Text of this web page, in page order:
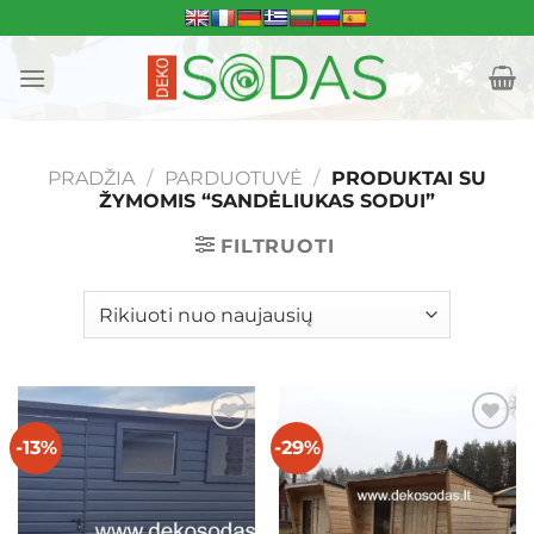
to
content
PRADŽIA / PARDUOTUVĖ / PRODUKTAI SU
ŽYMOMIS “SANDĖLIUKAS SODUI”
FILTRUOTI
-13% Mėgstamiausias -29% Mėgstamiausias